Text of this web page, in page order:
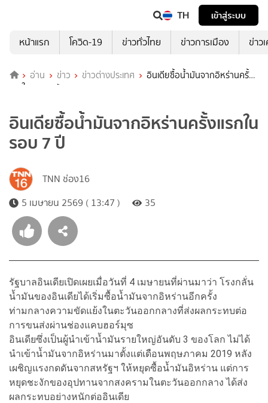
TH
เข้าสู่ระบบ
หน้าแรก
โควิด-19 ข่าวทั่วไทย ข่าวการเมือง ข่าว
อ่าน ข่าว ข่าวต่างประเทศ
อินเดียซื้อน้ำมันจากอิหร่านครั้ง
แรกในรอบ 7 ปี
อินเดียซื้อน้ำมันจากอิหร่านครั้งแรกใน
รอบ 7 ปี
TNN ช่อง16
5 เมษายน 2569 ( 13:47 )
35
รัฐบาลอินเดียเปิดเผยเมื่อวันที่ 4 เมษายนที่ผ่านมาว่า โรงกลั่น
น้ำมันของอินเดียได้เริ่มซื้อน้ำมันจากอิหร่านอีกครั้ง
ท่ามกลางความขัดแย้งในตะวันออกกลางที่ส่งผลกระทบต่อ
การขนส่งผ่านช่องแคบฮอร์มุซ
อินเดียซึ่งเป็นผู้นำเข้าน้ำมันรายใหญ่อันดับ 3 ของโลก ไม่ได้
นำเข้าน้ำมันจากอิหร่านมาตั้งแต่เดือนพฤษภาคม 2019 หลัง
เผชิญแรงกดดันจากสหรัฐฯ ให้หยุดซื้อน้ำมันอิหร่าน แต่การ
หยุดชะงักของอุปทานจากสงครามในตะวันออกกลาง ได้ส่ง
ผลกระทบอย่างหนักต่ออินเดีย